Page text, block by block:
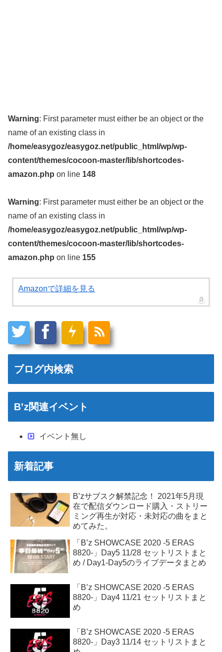
Warning: First parameter must either be an object or the
name of an existing class in
/home/easygoz/easygoz.net/public_html/wp/wp-
content/themes/cocoon-master/lib/shortcodes-
amazon.php on line 148
Warning: First parameter must either be an object or the
name of an existing class in
/home/easygoz/easygoz.net/public_html/wp/wp-
content/themes/cocoon-master/lib/shortcodes-
amazon.php on line 155
Amazonで詳細を見る
ブログ内検索
B’z関連イベント
イベント無し
新着記事
B’zサブスク解禁記念！ 2021年5月現
在で配信ダウンロード購入・ストリー
ミング再生が対応・未対応の曲をまと
めてみた。
「B’z SHOWCASE 2020 -5 ERAS
8820-」Day5 11/28 セットリストまと
め / Day1-Day5のライブデータまとめ
「B’z SHOWCASE 2020 -5 ERAS
8820-」Day4 11/21 セットリストまと
め
「B’z SHOWCASE 2020 -5 ERAS
8820-」Day3 11/14 セットリストまと